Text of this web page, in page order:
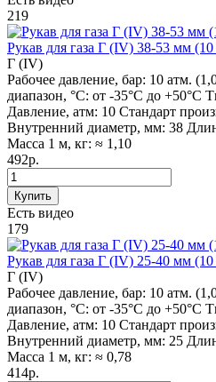
219
Рукав для газа Г (IV) 38-53 мм
Г (IV)
Рабочее давление, бар: 10 атм.
диапазон, °C: от -35°С до +50°С
Давление, атм: 10 Стандарт
Внутренний диаметр, мм: 38
Масса 1 м, кг: ≈ 1,10
492р.
Купить
Есть видео
179
Рукав для газа Г (IV) 25-40 мм
Г (IV)
Рабочее давление, бар: 10 атм.
диапазон, °C: от -35°С до +50°С
Давление, атм: 10 Стандарт
Внутренний диаметр, мм: 25
Масса 1 м, кг: ≈ 0,78
414р.